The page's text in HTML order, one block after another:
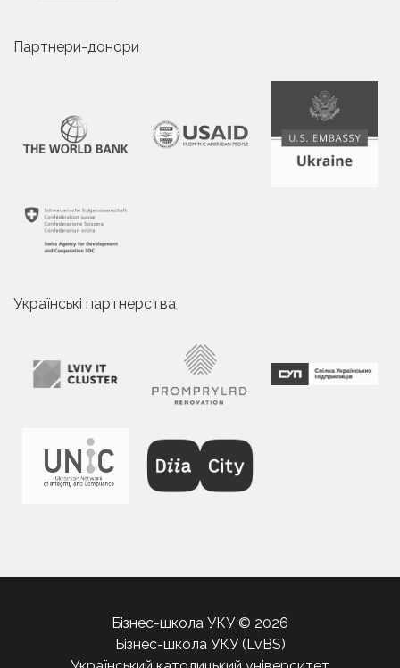
Партнери-донори
Українські партнерства
Бізнес-школа УКУ © 2026
Бізнес-школа УКУ (LvBS)